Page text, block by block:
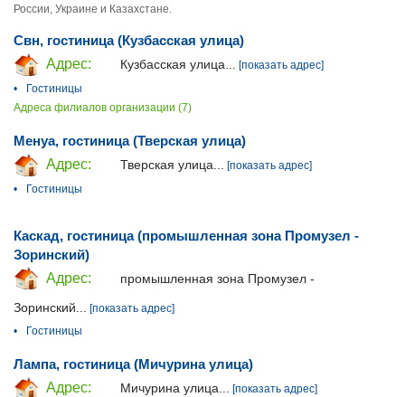
России, Украине и Казахстане.
Свн, гостиница (Кузбасская улица)
Адрес:
Кузбасская улица...
[показать адрес]
•
Гостиницы
Адреса филиалов организации (7)
Менуа, гостиница (Тверская улица)
Адрес:
Тверская улица...
[показать адрес]
•
Гостиницы
Каскад, гостиница (промышленная зона Промузел -
Зоринский)
Адрес:
промышленная зона Промузел -
Зоринский... [показать адрес]
•
Гостиницы
Лампа, гостиница (Мичурина улица)
Адрес:
Мичурина улица... [показать адрес]